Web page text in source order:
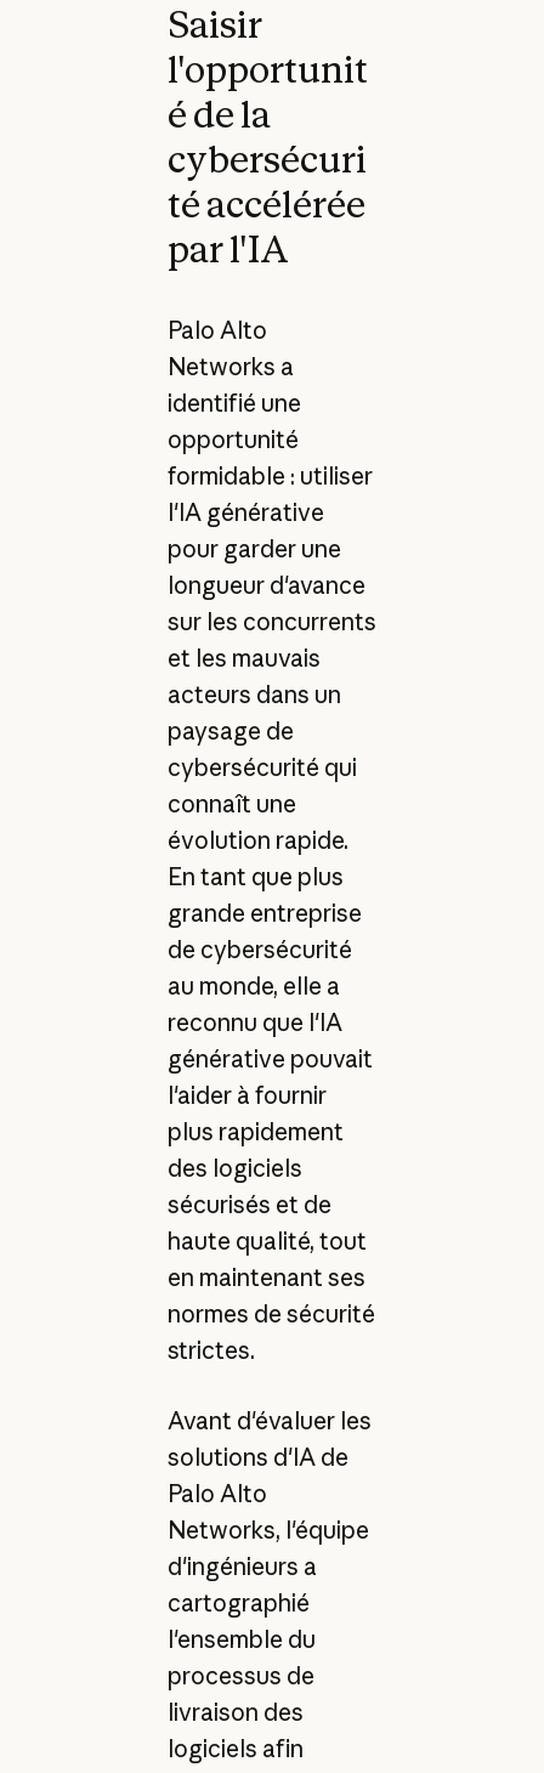
Saisir
l'opportunit
é de la
cybersécuri
té accélérée
par l'IA
Palo Alto
Networks a
identifié une
opportunité
formidable : utiliser
l'IA générative
pour garder une
longueur d'avance
sur les concurrents
et les mauvais
acteurs dans un
paysage de
cybersécurité qui
connaît une
évolution rapide.
En tant que plus
grande entreprise
de cybersécurité
au monde, elle a
reconnu que l'IA
générative pouvait
l'aider à fournir
plus rapidement
des logiciels
sécurisés et de
haute qualité, tout
en maintenant ses
normes de sécurité
strictes.
Avant d'évaluer les
solutions d'IA de
Palo Alto
Networks, l'équipe
d'ingénieurs a
cartographié
l'ensemble du
processus de
livraison des
logiciels afin